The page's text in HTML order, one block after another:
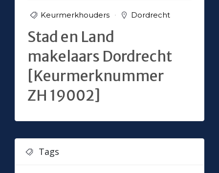
Keurmerkhouders Dordrecht
Stad en Land
makelaars Dordrecht
[Keurmerknummer
ZH 19002]
Tags